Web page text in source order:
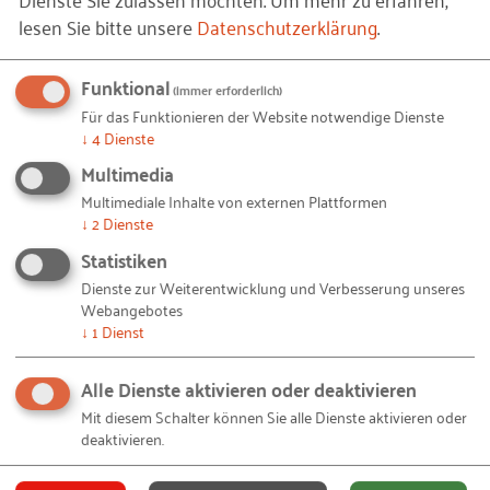
SPAM-SCHUTZ
Bitte geben Sie hier das Wort ein, das im Bild angezeigt wird. Dies
dient der Reduktion von Spam.
Wenn Sie das Wort nicht lesen können, bitte hier klicken.
AUF DEM LAUFENDEN BLEIBEN
Auch interessant
lesen Sie bitte unsereDatenschutzerklärung.
Funktional(immer erforderlich)
Für das Funktionieren der Website notwendige Dienste
↓ 4Dienste
Multimedia
Multimediale Inhalte von externen Plattformen
↓ 2Dienste
Statistiken
Dienste zur Weiterentwicklung und Verbesserung unseres
Webangebotes
↓ 1 Dienst
Alle Dienste aktivieren oder deaktivieren
Mit diesem Schalter können Sie alle Dienste aktivieren oder
deaktivieren.